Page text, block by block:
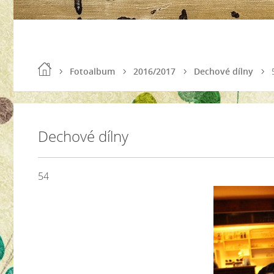
Fotoalbum 2016/2017 Dechové dílny
Dechové dílny
54